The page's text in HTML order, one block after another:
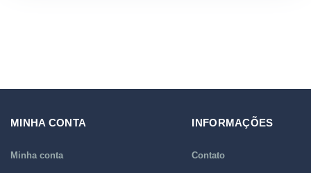
MINHA CONTA
Minha conta
INFORMAÇÕES
Contato